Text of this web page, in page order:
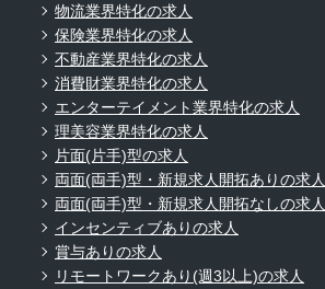
物流業界特化の求人
保険業界特化の求人
不動産業界特化の求人
消費財業界特化の求人
エンターテイメント業界特化の求人
理美容業界特化の求人
片面(片手)型の求人
両面(両手)型・新規求人開拓ありの求人
両面(両手)型・新規求人開拓なしの求人
インセンティブありの求人
賞与ありの求人
リモートワークあり(週3以上)の求人